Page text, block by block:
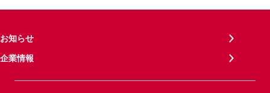
お知らせ
企業情報